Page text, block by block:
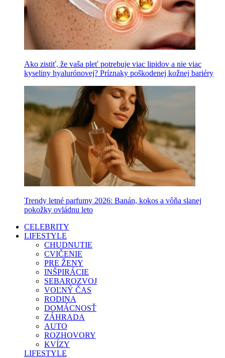
Ako zistiť, že vaša pleť potrebuje viac lipidov a nie viac
kyseliny hyalurónovej? Príznaky poškodenej kožnej bariéry
Trendy letné parfumy 2026: Banán, kokos a vôňa slanej
pokožky ovládnu leto
CELEBRITY
LIFESTYLE
CHUDNUTIE
CVIČENIE
PRE ŽENY
INŠPIRÁCIE
SEBAROZVOJ
VOĽNÝ ČAS
RODINA
DOMÁCNOSŤ
ZÁHRADA
AUTO
ROZHOVORY
KVÍZY
LIFESTYLE